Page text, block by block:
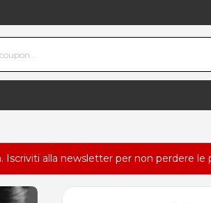
Iscriviti alla newsletter per non perdere le